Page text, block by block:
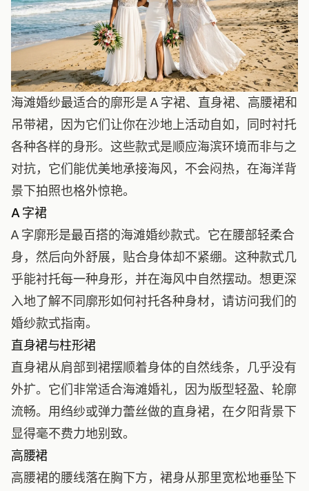
海滩婚纱最适合的廓形是 A 字裙、直身裙、高腰裙和
吊带裙，因为它们让你在沙地上活动自如，同时衬托
各种各样的身形。这些款式是顺应海滨环境而非与之
对抗，它们能优美地承接海风，不会闷热，在海洋背
景下拍照也格外惊艳。
A 字裙
A 字廓形是最百搭的海滩婚纱款式。它在腰部轻柔合
身，然后向外舒展，贴合身体却不紧绷。这种款式几
乎能衬托每一种身形，并在海风中自然摆动。想更深
入地了解不同廓形如何衬托各种身材，请访问我们的
婚纱款式指南。
直身裙与柱形裙
直身裙从肩部到裙摆顺着身体的自然线条，几乎没有
外扩。它们非常适合海滩婚礼，因为版型轻盈、轮廓
流畅。用绉纱或弹力蕾丝做的直身裙，在夕阳背景下
显得毫不费力地别致。
高腰裙
高腰裙的腰线落在胸下方，裙身从那里宽松地垂坠下